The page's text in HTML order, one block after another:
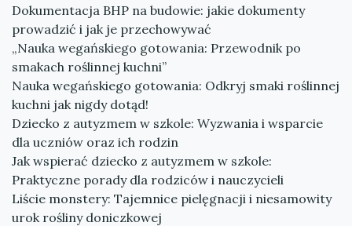
Dokumentacja BHP na budowie: jakie dokumenty
prowadzić i jak je przechowywać
„Nauka wegańskiego gotowania: Przewodnik po
smakach roślinnej kuchni”
Nauka wegańskiego gotowania: Odkryj smaki roślinnej
kuchni jak nigdy dotąd!
Dziecko z autyzmem w szkole: Wyzwania i wsparcie
dla uczniów oraz ich rodzin
Jak wspierać dziecko z autyzmem w szkole:
Praktyczne porady dla rodziców i nauczycieli
Liście monstery: Tajemnice pielęgnacji i niesamowity
urok rośliny doniczkowej